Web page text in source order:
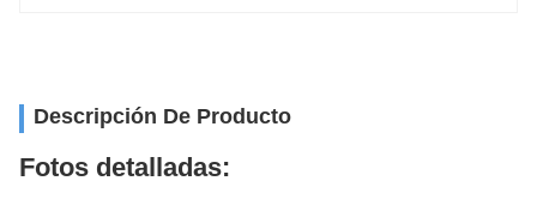
Descripción De Producto
Fotos detalladas: